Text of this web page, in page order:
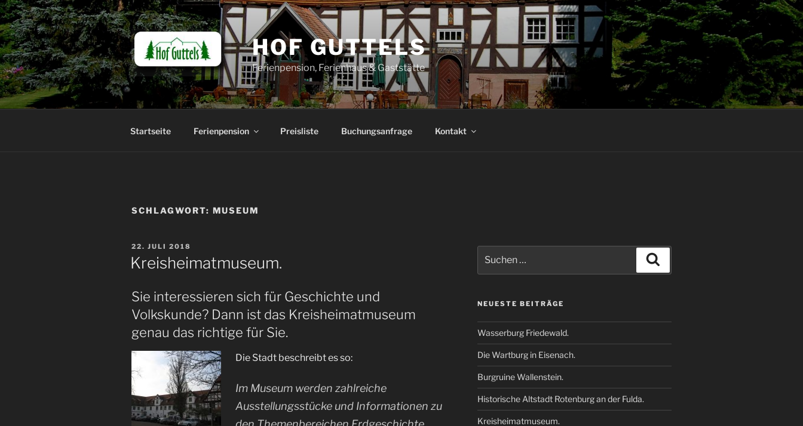
Zum
Inhalt
springen
HOF GUTTELS
Ferienpension, Ferienhaus & Gaststätte
Startseite Ferienpension Preisliste Buchungsanfrage Kontakt
SCHLAGWORT: MUSEUM
VERÖFFENTLICHT
AM
22. JULI 2018
Kreisheimatmuseum.
Sie interessieren sich für Geschichte und
Volkskunde? Dann ist das Kreisheimatmuseum
genau das richtige für Sie.
Die Stadt beschreibt es so:
Im Museum werden zahlreiche
Ausstellungsstücke und Informationen zu
nach:
NEUESTE BEITRÄGE
Wasserburg Friedewald.
Die Wartburg in Eisenach.
Burgruine Wallenstein.
Historische Altstadt Rotenburg an der Fulda.
Kreisheimatmuseum.